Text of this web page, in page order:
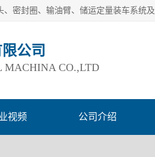
公司
MACHINA CO.,LTD
视频 公司介绍